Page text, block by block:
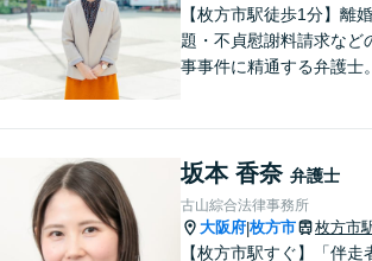
【枚方市駅徒歩1分】離
題・不貞慰謝料請求など
事事件に精通する弁護士
致します。どんなお悩みで
も、ご相談ください。【
ズスペースあり】
坂本 香奈 弁護士
古山綜合法律事務所
大阪府|枚方市 枚方市
【枚方市駅すぐ】「伴走